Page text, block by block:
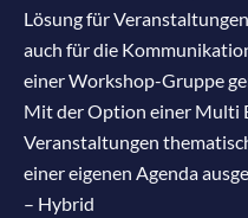
Lösung für
auch für die
einer Workshop-Gruppe
Mit der Option einer Multi
Veranstaltungen
einer eigenen Agenda
– Hybrid